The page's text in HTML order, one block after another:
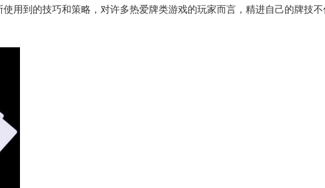
用到的技巧和策略，对许多热爱牌类游戏的玩家而言，精进自己的牌技